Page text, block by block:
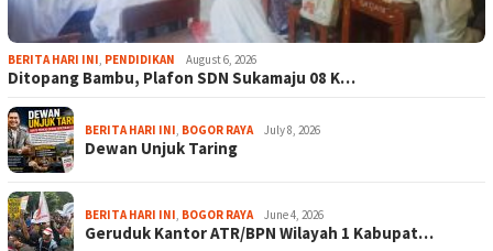
BERITA HARI INI PENDIDIKAN August 6, 2026
Ditopang Bambu, Plafon SDN Sukamaju 08 K…
BERITA HARI INI BOGOR RAYA July 8, 2026
Dewan Unjuk Taring
BERITA HARI INI BOGOR RAYA June 4, 2026
Geruduk Kantor ATR/BPN Wilayah 1 Kabupat…